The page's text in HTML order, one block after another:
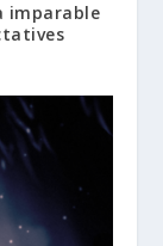
imparable